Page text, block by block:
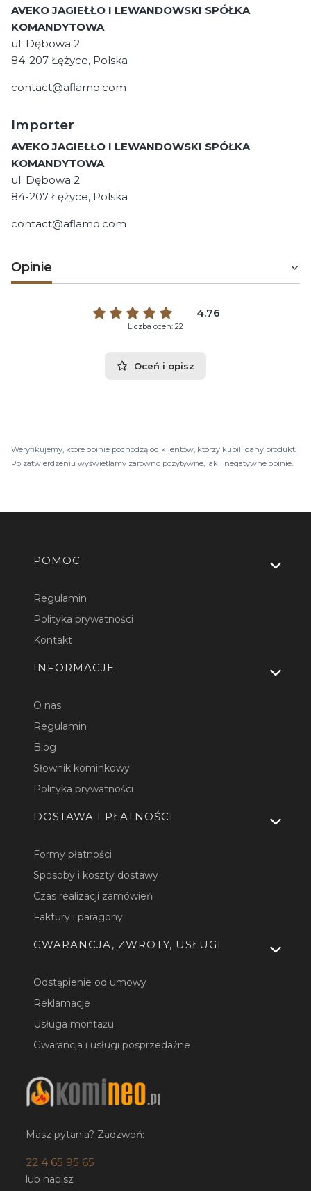
AVEKO JAGIEŁŁO I LEWANDOWSKI SPÓŁKA
KOMANDYTOWA
ul. Dębowa 2
84-207 Łężyce, Polska
contact@aflamo.com
Importer
AVEKO JAGIEŁŁO I LEWANDOWSKI SPÓŁKA
KOMANDYTOWA
ul. Dębowa 2
84-207 Łężyce, Polska
contact@aflamo.com
Opinie
4.76
Liczba ocen: 22
Oceń i opisz
Weryfikujemy, które opinie pochodzą od klientów, którzy kupili dany produkt.
Po zatwierdzeniu wyświetlamy zarówno pozytywne, jak i negatywne opinie.
Linki w stopce
POMOC
Regulamin
Polityka prywatności
Kontakt
INFORMACJE
O nas
Regulamin
Blog
Słownik kominkowy
Polityka prywatności
DOSTAWA I PŁATNOŚCI
Formy płatności
Sposoby i koszty dostawy
Czas realizacji zamówień
Faktury i paragony
GWARANCJA, ZWROTY, USŁUGI
Odstąpienie od umowy
Reklamacje
Usługa montażu
Gwarancja i usługi posprzedażne
Masz pytania? Zadzwoń:
22 4 65 95 65
lub napisz